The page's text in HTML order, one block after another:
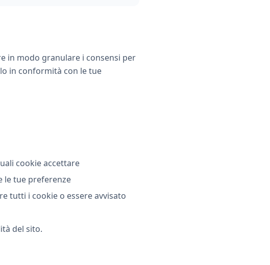
in modo granulare i consensi per
in conformità con le tue
cookie accettare
le tue preferenze
tutti i cookie o essere avvisato
del sito.